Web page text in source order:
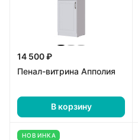
14 500 ₽
Пенал-витрина Апполия
В корзину
НОВИНКА